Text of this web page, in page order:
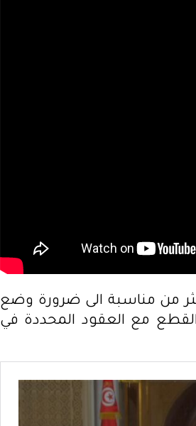
من مناسبة الى ضرورة وضع
مع العقود المحددة في